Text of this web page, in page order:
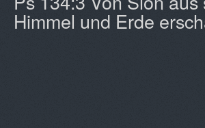
Himmel und Erde